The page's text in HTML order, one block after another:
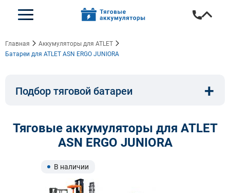
Главная
Аккумуляторы для ATLET
Батареи для ATLET ASN ERGO JUNIORA
Подбор тяговой батареи
Длина, мм:
Ширина, мм:
+
Тяговые аккумуляторы для ATLET
ASN ERGO JUNIORA
В наличии